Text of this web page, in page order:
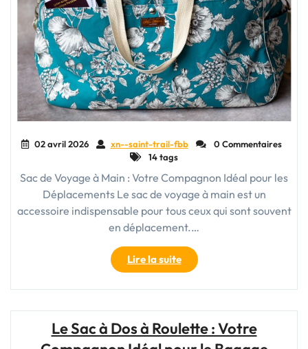
02 avril 2026 xn--saint-trail-fbb
0 Commentaires
14 tags
Sac de Voyage à Main : Votre Compagnon Idéal pour les
Déplacements Le sac de voyage à main est un
accessoire indispensable pour tous ceux qui sont souvent
en déplacement.…
Lire la suite"Le
Sac
de
Main
Le Sac à Dos à Roulette : Votre